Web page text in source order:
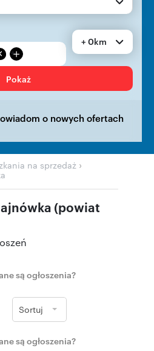
+
+ 0km
Pokaż
o nowych ofertach
na sprzedaż ›
(powiat
są ogłoszenia?
Sortuj
są ogłoszenia?